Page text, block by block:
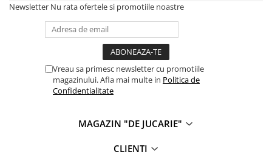
Newsletter Nu rata ofertele si promotiile noastre
Vreau sa primesc newsletter cu promotiile
magazinului. Afla mai multe in Politica de
Confidentialitate
MAGAZIN "DE JUCARIE"
CLIENTI